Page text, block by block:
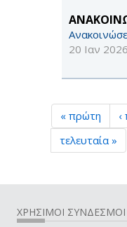
20 Ιαν 2026
« πρώτη
τελευταία »
ΧΡΗΣΙΜΟΙ ΣΥΝΔΕΣΜΟΙ